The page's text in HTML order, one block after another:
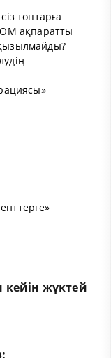
топтарға
ақпаратты
кейін жүктей